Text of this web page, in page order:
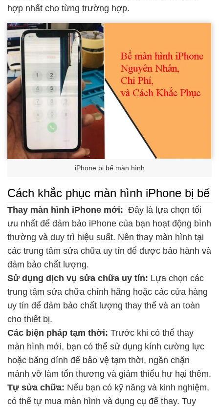
hợp nhất cho từng trường hợp.
iPhone bị bể màn hình
Cách khắc phục màn hình iPhone bị bể
Thay màn hình iPhone mới: Đây là lựa chọn tối
ưu nhất để đảm bảo iPhone của bạn hoạt động bình
thường và duy trì hiệu suất. Nên thay màn hình tại
các trung tâm sửa chữa uy tín để được bảo hành và
đảm bảo chất lượng.
Sử dụng dịch vụ sửa chữa uy tín: Lựa chọn các
trung tâm sửa chữa chính hãng hoặc các cửa hàng
uy tín để đảm bảo chất lượng thay thế và an toàn
cho thiết bị.
Các biện pháp tạm thời: Trước khi có thể thay
màn hình mới, bạn có thể sử dụng kính cường lực
hoặc băng dính để bảo vệ tạm thời, ngăn chặn
mảnh vỡ làm tổn thương và giảm thiểu hư hại thêm.
Tự sửa chữa: Nếu bạn có kỹ năng và kinh nghiệm,
có thể tự mua màn hình và dụng cụ để thay. Tuy